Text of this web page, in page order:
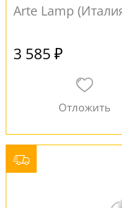
Arte Lamp
3 585 ₽